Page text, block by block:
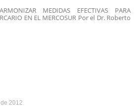
MEDIDAS EFECTIVAS PARA
EN EL MERCOSUR Por el Dr. Roberto
2012